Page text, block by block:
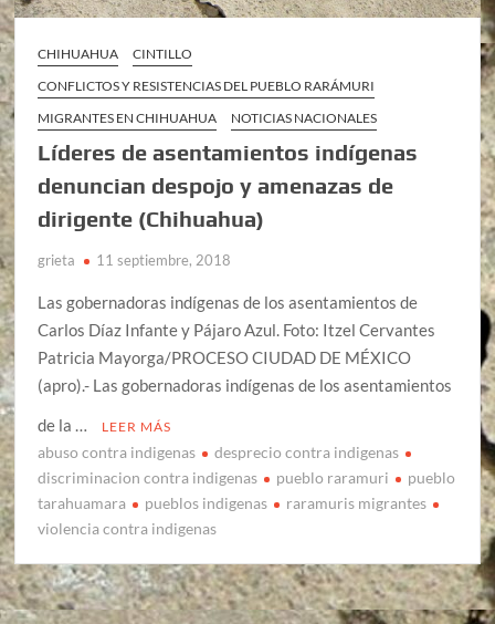
CHIHUAHUA
CINTILLO
CONFLICTOS Y RESISTENCIAS DEL PUEBLO RARÁMURI
MIGRANTES EN CHIHUAHUA
NOTICIAS NACIONALES
Líderes de asentamientos indígenas
denuncian despojo y amenazas de
dirigente (Chihuahua)
grieta 11 septiembre, 2018
Las gobernadoras indígenas de los asentamientos de
Carlos Díaz Infante y Pájaro Azul. Foto: Itzel Cervantes
Patricia Mayorga/PROCESO CIUDAD DE MÉXICO
(apro).- Las gobernadoras indígenas de los asentamientos
de la …
LEER MÁS
abuso contra indigenas
desprecio contra indigenas
discriminacion contra indigenas
pueblo raramuri
pueblo
tarahuamara
pueblos indigenas
raramuris migrantes
violencia contra indigenas